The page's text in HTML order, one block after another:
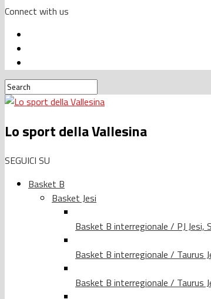
Connect with us
Lo sport della Vallesina
SEGUICI SU
Basket B
Basket Jesi
Basket B interregionale / PJ Jesi,
Basket B interregionale / Taurus
Basket B interregionale / Taurus